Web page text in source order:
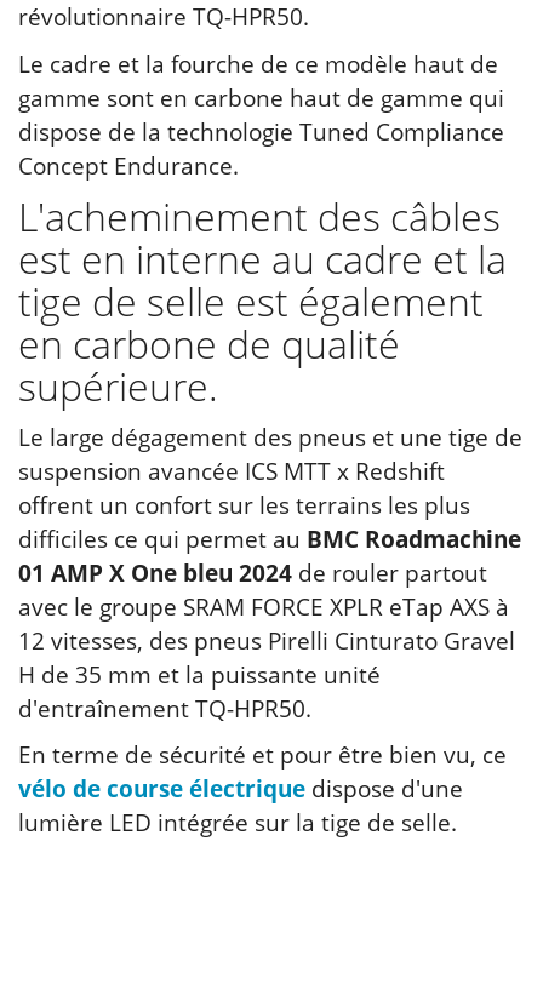
révolutionnaire TQ-HPR50.
Le cadre et la fourche de ce modèle haut de
gamme sont en carbone haut de gamme qui
dispose de la technologie Tuned Compliance
Concept Endurance.
L'acheminement des câbles
est en interne au cadre et la
tige de selle est également
en carbone de qualité
supérieure.
Le large dégagement des pneus et une tige de
suspension avancée ICS MTT x Redshift
offrent un confort sur les terrains les plus
difficiles ce qui permet au BMC Roadmachine
01 AMP X One bleu 2024 de rouler partout
avec le groupe SRAM FORCE XPLR eTap AXS à
12 vitesses, des pneus Pirelli Cinturato Gravel
H de 35 mm et la puissante unité
d'entraînement TQ-HPR50.
En terme de sécurité et pour être bien vu, ce
vélo de course électrique dispose d'une
lumière LED intégrée sur la tige de selle.